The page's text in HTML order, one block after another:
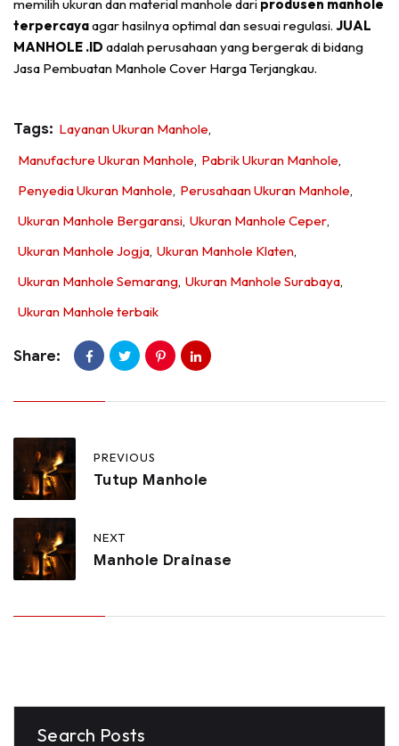
memilih ukuran dan material manhole dari produsen manhole
terpercayaagar hasilnya optimal dan sesuai regulasi. JUAL
MANHOLE .ID adalah perusahaan yang bergerak di bidang
Jasa Pembuatan Manhole Cover Harga Terjangkau.
Tags: Layanan Ukuran Manhole,
Manufacture Ukuran Manhole, Pabrik Ukuran Manhole,
Penyedia Ukuran Manhole, Perusahaan Ukuran Manhole,
Ukuran Manhole Bergaransi, Ukuran Manhole Ceper,
Ukuran Manhole Jogja, Ukuran Manhole Klaten,
Ukuran Manhole Semarang, Ukuran Manhole Surabaya,
Ukuran Manhole terbaik
Share:
PREVIOUS
Tutup Manhole
NEXT
Manhole Drainase
Search Posts